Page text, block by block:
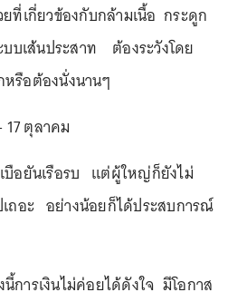
เกี่ยวข้องกับกล้ามเนื้อ กระดูก
บเส้นประสาท ต้องระวังโดย
รือต้องนั่งนานๆ
ตุลาคม
อยันเรือรบ แต่ผู้ใหญ่ก็ยังไม่
ถอะ อย่างน้อยก็ได้ประสบการณ์
ารเงินไม่ค่อยได้ดังใจ มีโอกาส